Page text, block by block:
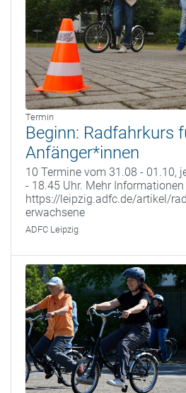
Termin
Beginn: Radfahrkurs
Anfänger*innen
10 Termine vom 31.08 - 01.10,
- 18.45 Uhr. Mehr Informationen
https://leipzig.adfc.de/artikel/
erwachsene
ADFC Leipzig